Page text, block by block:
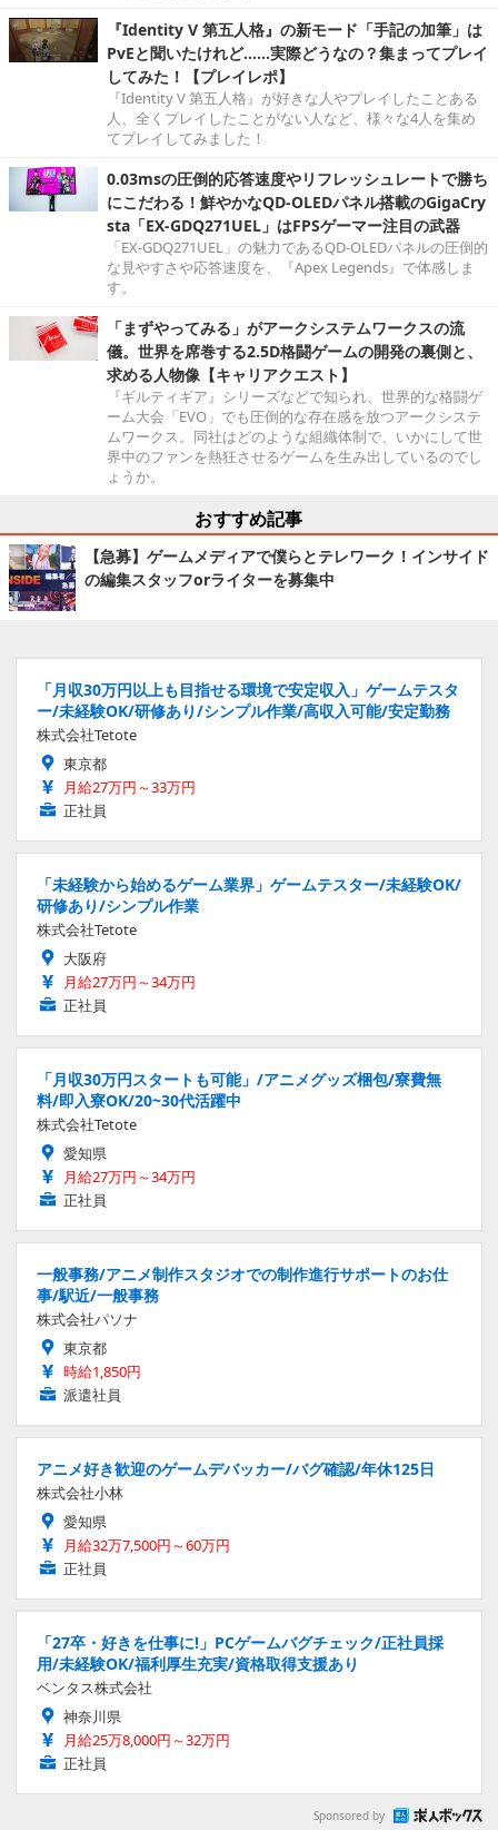
『Identity V 第五人格』の新モード「手記の加筆」は
PvEと聞いたけれど……実際どうなの？集まってプレイ
してみた！【プレイレポ】
『Identity V 第五人格』が好きな人やプレイしたことある
人、全くプレイしたことがない人など、様々な4人を集め
てプレイしてみました！
0.03msの圧倒的応答速度やリフレッシュレートで勝ち
にこだわる！鮮やかなQD-OLEDパネル搭載のGigaCry
sta「EX-GDQ271UEL」はFPSゲーマー注目の武器
「EX-GDQ271UEL」の魅力であるQD-OLEDパネルの圧倒的
な見やすさや応答速度を、『Apex Legends』で体感しま
す。
「まずやってみる」がアークシステムワークスの流
儀。世界を席巻する2.5D格闘ゲームの開発の裏側と、
求める人物像【キャリアクエスト】
『ギルティギア』シリーズなどで知られ、世界的な格闘ゲ
ーム大会「EVO」でも圧倒的な存在感を放つアークシステ
ムワークス。同社はどのような組織体制で、いかにして世
界中のファンを熱狂させるゲームを生み出しているのでし
ょうか。
おすすめ記事
【急募】ゲームメディアで僕らとテレワーク！インサイド
の編集スタッフorライターを募集中
「月収30万円以上も目指せる環境で安定収入」ゲームテスタ
ー/未経験OK/研修あり/シンプル作業/高収入可能/安定勤務
株式会社Tetote
東京都
月給27万円～33万円
正社員
「未経験から始めるゲーム業界」ゲームテスター/未経験OK/
研修あり/シンプル作業
株式会社Tetote
大阪府
月給27万円～34万円
正社員
「月収30万円スタートも可能」/アニメグッズ梱包/寮費無
料/即入寮OK/20~30代活躍中
株式会社Tetote
愛知県
月給27万円～34万円
正社員
一般事務/アニメ制作スタジオでの制作進行サポートのお仕
事/駅近/一般事務
株式会社パソナ
東京都
時給1,850円
派遣社員
アニメ好き歓迎のゲームデバッカー/バグ確認/年休125日
株式会社小林
愛知県
月給32万7,500円～60万円
正社員
「27卒・好きを仕事に!」PCゲームバグチェック/正社員採
用/未経験OK/福利厚生充実/資格取得支援あり
ベンタス株式会社
神奈川県
月給25万8,000円～32万円
正社員
Sponsored by